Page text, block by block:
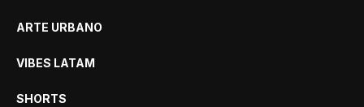
ARTE URBANO
VIBES LATAM
SHORTS